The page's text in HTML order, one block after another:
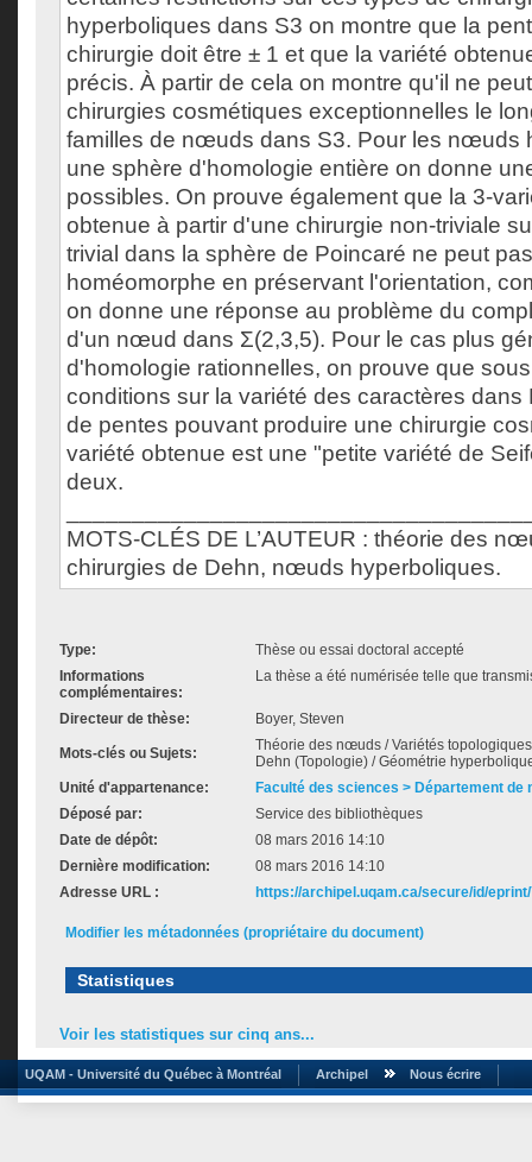
hyperboliques dans S3 on montre que la
chirurgie doit être ± 1 et que la variété
précis. À partir de cela on montre qu'il ne
chirurgies cosmétiques exceptionnelles le
familles de nœuds dans S3. Pour les nœuds
une sphère d'homologie entière on donne
possibles. On prouve également que la 3-
obtenue à partir d'une chirurgie non-triviale
trivial dans la sphère de Poincaré ne peut
homéomorphe en préservant l'orientation,
on donne une réponse au problème du
d'un nœud dans Σ(2,3,5). Pour le cas plus
d'homologie rationnelles, on prouve que
conditions sur la variété des caractères dans
de pentes pouvant produire une chirurgie
variété obtenue est une "petite variété de
deux.
MOTS-CLÉS DE L’AUTEUR : théorie des
chirurgies de Dehn, nœuds hyperboliques.
Type:
Thèse ou essai doctoral accepté
Informations
complémentaires:
La thèse a été numérisée telle que
Directeur de thèse: Boyer, Steven
Mots-clés ou Sujets:
Théorie des nœuds / Variétés
Dehn (Topologie) / Géométrie
Unité d'appartenance:
Faculté des sciences > Département de
Déposé par:
Service des bibliothèques
Date de dépôt:
08 mars 2016 14:10
Dernière modification:
08 mars 2016 14:10
Adresse URL :
https://archipel.uqam.ca/secure/id/
Modifier les métadonnées (propriétaire du document)
Statistiques
Voir les statistiques sur cinq ans...
UQAM - Université du Québec à Montréal Archipel Nous écrire